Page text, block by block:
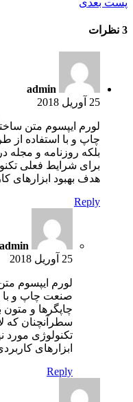
پست بعدی
3 نظرات
admin
25 آوریل 2018
لورم ایپسوم متن
چاپ و با استفاده از
بلکه روزنامه و
برای شرایط فعلی
هدف بهبود ابزارهای
Reply
admin
25 آوریل 2018
لورم ایپسوم
صنعت چاپ و با
چاپگرها و
سطرآنچنان که
تکنولوژی مورد
ابزارهای
Reply